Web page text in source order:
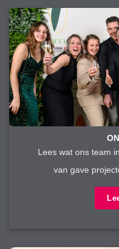
Lees wat ons team
van gave